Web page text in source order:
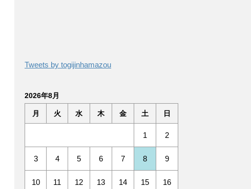
Tweets by togijinhamazou
2026年8月
月 火 水 木 金 土 日
1 2
3 4 5 6 7 8 9
10 11 12 13 14 15 16